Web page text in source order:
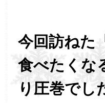
今回訪ねた
食べたくな
り圧巻でし